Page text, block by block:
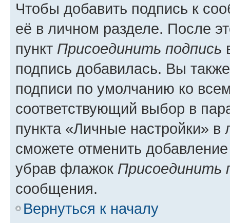
Чтобы добавить подпись к
её в личном разделе. После
пункт Присоединить подпись
подпись добавилась. Вы
подписи по умолчанию ко
соответствующий выбор в
пункта «Личные настройки»
сможете отменить
убрав флажок Присоединить
сообщения.
Вернуться к началу